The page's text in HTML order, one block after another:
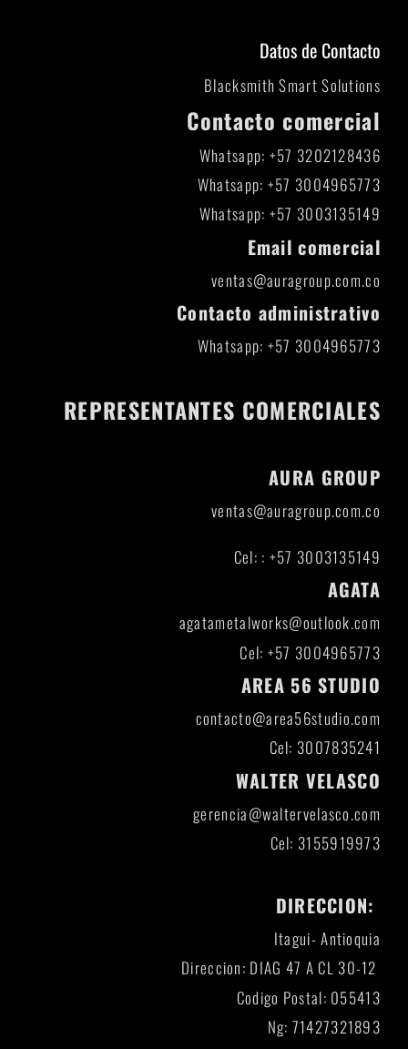
Datos de Contacto
Blacksmith Smart Solutions
Contacto comercial
Whatsapp: +57 3202128436
Whatsapp: +57 3004965773
Whatsapp: +57 3003135149
Email comercial
ventas@auragroup.com.co
Contacto administrativo
Whatsapp: +57 3004965773
REPRESENTANTES COMERCIALES
AURA GROUP
ventas@auragroup.com.co
Cel: : +57 3003135149
AGATA
agatametalworks@outlook.com
Cel: +57 3004965773
AREA 56 STUDIO
contacto@area56studio.com
Cel: 3007835241
WALTER VELASCO
gerencia@waltervelasco.com
Cel: 3155919973
DIRECCION:
Itagui- Antioquia
Direccion: DIAG 47 A CL 30-12
Codigo Postal: 055413
Ng: 71427321893